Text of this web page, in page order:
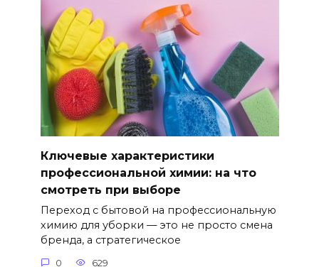
Ключевые характеристики
профессиональной химии: на что
смотреть при выборе
Переход с бытовой на профессиональную
химию для уборки — это не просто смена
бренда, а стратегическое
0 629